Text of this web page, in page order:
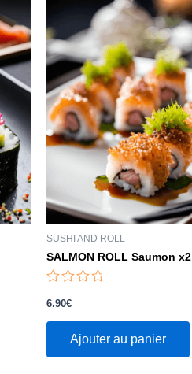
SUSHI AND ROLL
SALMON ROLL Saumon x2
0
sur
6.90€
Ajouter au panier